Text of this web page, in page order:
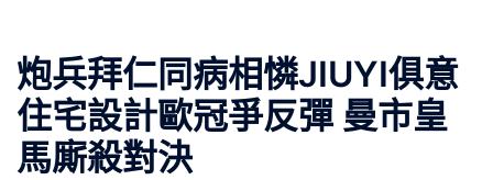
炮兵拜仁同病相憐JIUYI俱意
住宅設計歐冠爭反彈 曼市皇
馬廝殺對決